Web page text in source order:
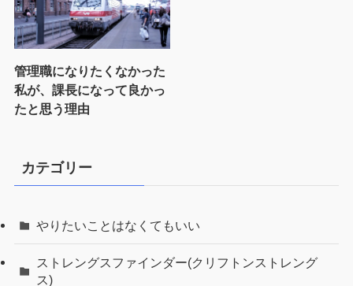
管理職になりたくなかった
私が、課長になって良かっ
たと思う理由
カテゴリー
やりたいことはなくてもいい
ストレングスファインダー(クリフトンストレング
ス)